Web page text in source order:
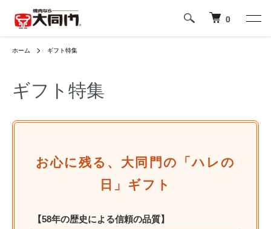
0
ホーム ギフト特集
ギフト特集
お心に残る、大同門の「ハレの
日」ギフト
【58年の歴史による信頼の品質】